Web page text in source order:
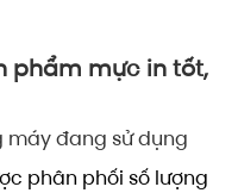
phẩm mực in tốt,
máy đang sử dụng
phân phối số lượng